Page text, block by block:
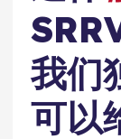
我们
可以